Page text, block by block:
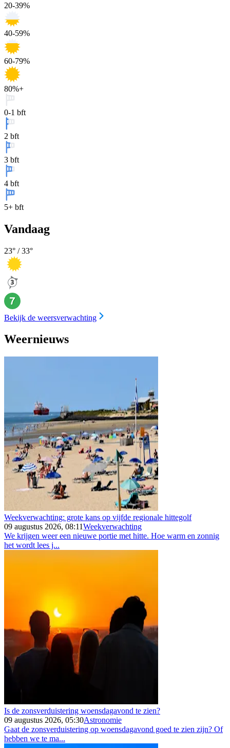
20-39%
40-59%
60-79%
80%+
0-1 bft
2 bft
3 bft
4 bft
5+ bft
Vandaag
23° /33°
Bekijk de weersverwachting
Weernieuws
Weekverwachting: grote kans op vijfde regionale hittegolf
09 augustus 2026, 08:11Weekverwachting
We krijgen weer een nieuwe portie met hitte. Hoe warm en zonnig
het wordt lees j...
Is de zonsverduistering woensdagavond te zien?
09 augustus 2026, 05:30Astronomie
Gaat de zonsverduistering op woensdagavond goed te zien zijn? Of
hebben we te ma...